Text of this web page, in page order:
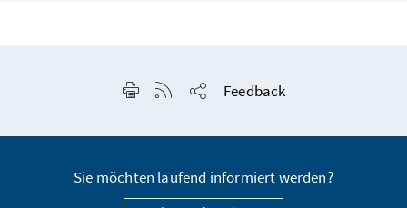
Seite drucken
RSS-Feed anzeigen
Feedback
Sie möchten laufend informiert werden?